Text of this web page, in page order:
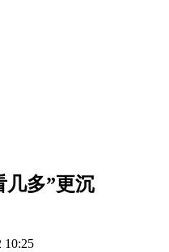
几多”更沉
10:25